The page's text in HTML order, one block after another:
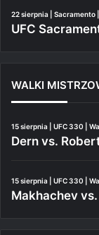
22 sierpnia | Sacramento
UFC
WALKI
15 sierpnia | UFC 330 |
Dern vs.
15 sierpnia | UFC 330 |
Makhachev